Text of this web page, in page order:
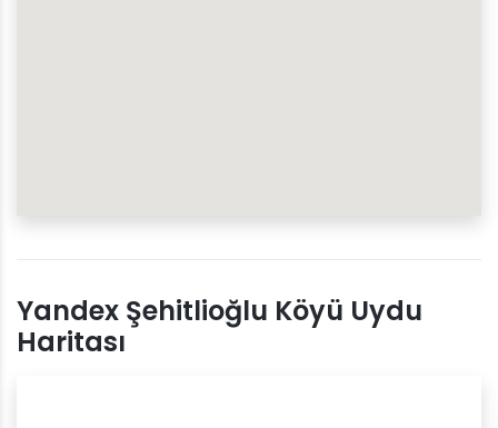
Yandex Şehitlioğlu Köyü Uydu
Haritası